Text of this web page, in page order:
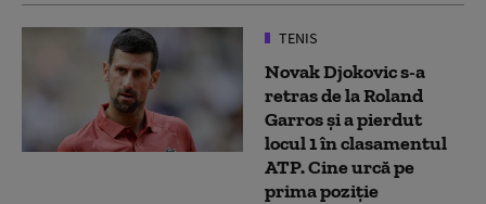
TENIS
Novak Djokovic s-a
retras de la Roland
Garros și a pierdut
locul 1 în clasamentul
ATP. Cine urcă pe
prima poziție